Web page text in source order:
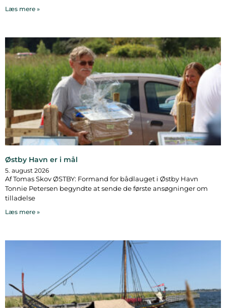
Læs mere »
Østby Havn er i mål
5. august 2026
Af Tomas Skov ØSTBY: Formand for bådlauget i Østby Havn
Tonnie Petersen begyndte at sende de første ansøgninger om
tilladelse
Læs mere »